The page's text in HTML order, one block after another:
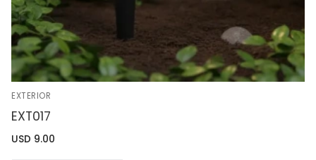
EXTERIOR
EXT017
USD 9.00